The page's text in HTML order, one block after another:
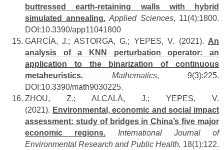
buttressed earth-retaining walls with hybrid
simulated annealing. Applied Sciences, 11(4):1800.
DOI:10.3390/app11041800
GARCÍA, J.; ASTORGA, G.; YEPES, V. (2021). An
analysis of a KNN perturbation operator: an
application to the binarization of continuous
metaheuristics.
Mathematics, 9(3):225.
DOI:10.3390/math9030225.
ZHOU, Z.; ALCALÁ, J.; YEPES, V.
(2021). Environmental, economic and social impact
assessment: study of bridges in China’s five major
economic regions.
International Journal of
Environmental Research and Public Health, 18(1):122.